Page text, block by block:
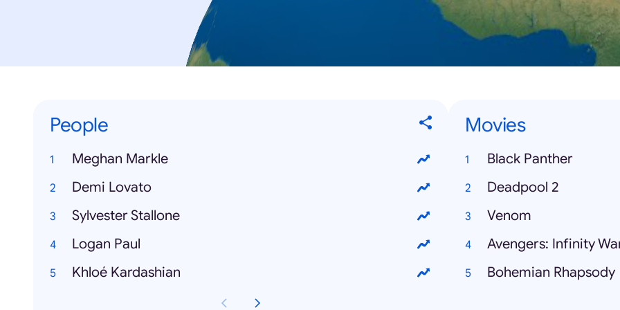
People
Meghan Markle
Demi Lovato
Sylvester Stallone
Logan Paul
Khloé Kardashian
Movies
Black Panther
Deadpool 2
Venom
Avengers: Infinity
Bohemian Rhapsody